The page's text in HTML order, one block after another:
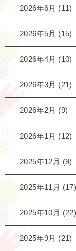
2026年6月 (11)
2026年5月 (15)
2026年4月 (10)
2026年3月 (21)
2026年2月 (9)
2026年1月 (12)
2025年12月 (9)
2025年11月 (17)
2025年10月 (22)
2025年9月 (21)